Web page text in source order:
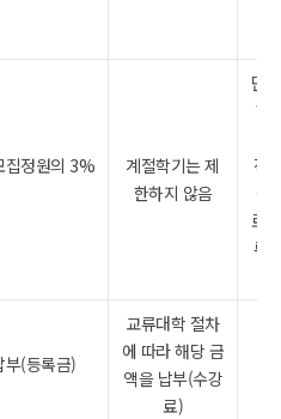
집정원의 3%
계절학기는 제
한하지 않음
단,
해
적
등
로
류
부(등록금)
교류대학 절차
에 따라 해당 금
액을 납부(수강
료)